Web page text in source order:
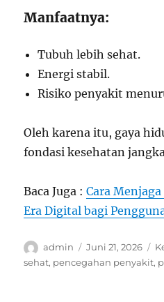
Manfaatnya:
Tubuh lebih sehat.
Energi stabil.
Risiko penyakit
Oleh karena itu, gaya
fondasi kesehatan
Baca Juga :Cara
Era Digital bagi
Author
admin
Posted
on
Juni 21, 2026
sehat, pencegahan penyakit,